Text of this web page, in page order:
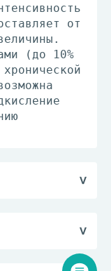
от
(до 10%
величины